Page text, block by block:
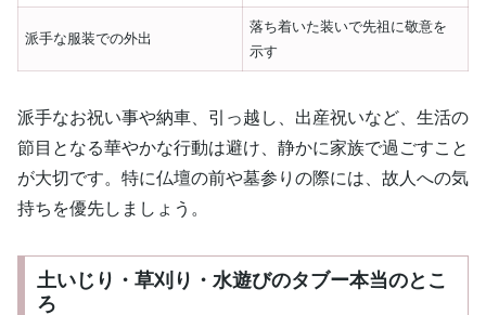
派手な服装での外出
落ち着いた装いで先祖に敬意を
示す
派手なお祝い事や納車、引っ越し、出産祝いなど、生活の
節目となる華やかな行動は避け、静かに家族で過ごすこと
が大切です。特に仏壇の前や墓参りの際には、故人への気
持ちを優先しましょう。
土いじり・草刈り・水遊びのタブー本当のとこ
ろ